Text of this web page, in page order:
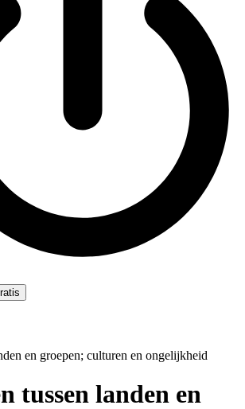
en groepen; culturen en ongelijkheid
tussen landen en